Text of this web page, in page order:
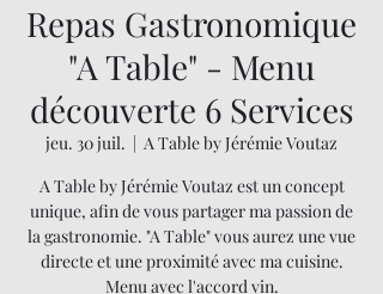
Repas Gastronomique
"A Table" - Menu
découverte 6 Services
jeu. 30 juil.
  |
A Table by Jérémie Voutaz
A Table by Jérémie Voutaz est un concept
unique, afin de vous partager ma passion de
la gastronomie. "A Table" vous aurez une vue
directe et une proximité avec ma cuisine.
Menu avec l'accord vin.